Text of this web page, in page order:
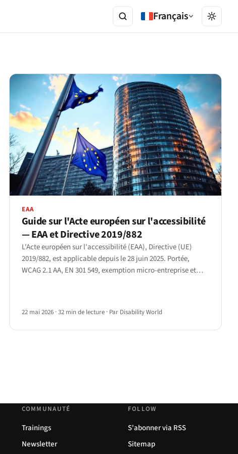
Français
EAA
Guide sur l'Acte européen sur l'accessibilité
— EAA et Directive 2019/882
L'Acte européen sur l'accessibilité (EAA), Directive (UE)
2019/882, est applicable depuis le 28 juin 2025. Portée,
WCAG 2.1 AA, EN 301 549, exemption micro-entreprise et
22 mai 2026 ·32 min de lecture · Par Disability World
COMMUNAUTÉ
Trainings
Newsletter
FOLLOW
S'abonner via RSS
Sitemap